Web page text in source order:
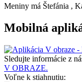
Meniny má Štefánia ,
Mobilná
Sledujte informácie z
V OBRAZE.
Voľne k stiahnutiu: